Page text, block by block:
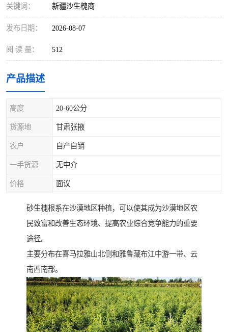
关键词： 新疆沙生槐商
发布日期： 2026-08-07
阅 读 量： 512
产品描述
高度 20-60公分
货源地 甘肃张掖
农户 自产自销
一手货源 无中介
价格 面议
砂生槐根系在沙漠地区种植，可以使其成为沙漠地区农
民致富和改善生态环境、提高农业综合竞争能力的重要
途径。
主要分布在喜马拉雅山北侧和雅鲁藏布江中游一带、云
南西南部。